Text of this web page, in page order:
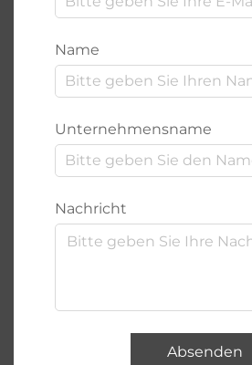
Name
Unternehmensname
Nachricht
Absenden